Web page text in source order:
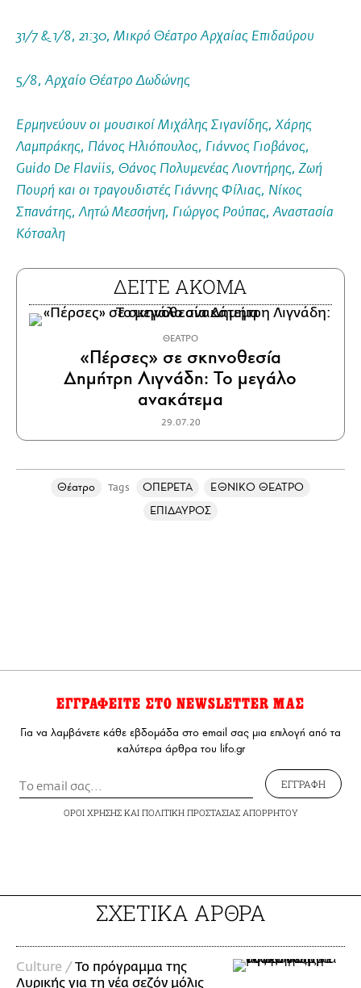
31/7 & 1/8, 21:30, Μικρό Θέατρο Αρχαίας Επιδαύρου
5/8, Αρχαίο Θέατρο Δωδώνης
Ερμηνεύουν οι μουσικοί Μιχάλης Σιγανίδης, Χάρης
Λαμπράκης, Πάνος Ηλιόπουλος, Γιάννος Γιοβάνος,
Guido De Flaviis, Θάνος Πολυμενέας Λιοντήρης, Ζωή
Πουρή και οι τραγουδιστές Γιάννης Φίλιας, Νίκος
Σπανάτης, Λητώ Μεσσήνη, Γιώργος Ρούπας, Αναστασία
Κότσαλη
ΔΕΙΤΕ ΑΚΟΜΑ
ΘΕΑΤΡΟ
«Πέρσες» σε σκηνοθεσία
Δημήτρη Λιγνάδη: Το μεγάλο
ανακάτεμα
29.07.20
Θέατρο Tags ΟΠΕΡΕΤΑ
ΕΘΝΙΚΟ ΘΕΑΤΡΟ
ΕΠΙΔΑΥΡΟΣ
ΕΓΓΡΑΦΕΙΤΕ ΣΤΟ NEWSLETTER ΜΑΣ
Για να λαμβάνετε κάθε εβδομάδα στο email σας μια επιλογή από τα
καλύτερα άρθρα του lifo.gr
ΕΓΓΡΑΦΗ
ΟΡΟΙ ΧΡΗΣΗΣΚΑΙ ΠΟΛΙΤΙΚΗ ΠΡΟΣΤΑΣΙΑΣ ΑΠΟΡΡΗΤΟΥ
ΣΧΕΤΙΚΑ ΑΡΘΡΑ
Culture /Το πρόγραμμα της
Λυρικής για τη νέα σεζόν μόλις